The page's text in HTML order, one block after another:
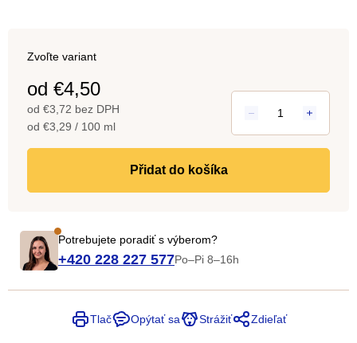
od €4,50
od €3,72 bez DPH
Jednotková
od €3,29 / 100 ml
Zvoľte variant
do košíka
Potrebujete poradiť s výberom?
+420 228 227 577Po–Pi 8–16h
Tlač Opýtať sa Strážiť Zdieľať